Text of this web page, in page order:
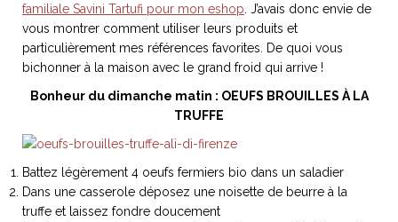
ART DE VIVRE ITALIEN
familiale Savini Tartufi pour mon eshop . J’avais donc envie de
vous montrer comment utiliser leurs produits et
particulièrement mes références favorites. De quoi vous
bichonner à la maison avec le grand froid qui arrive !
Bonheur du dimanche matin : OEUFS BROUILLES À LA
TRUFFE
Battez légèrement 4 oeufs fermiers bio dans un saladier
Dans une casserole déposez une noisette de beurre à la
truffe et laissez fondre doucement